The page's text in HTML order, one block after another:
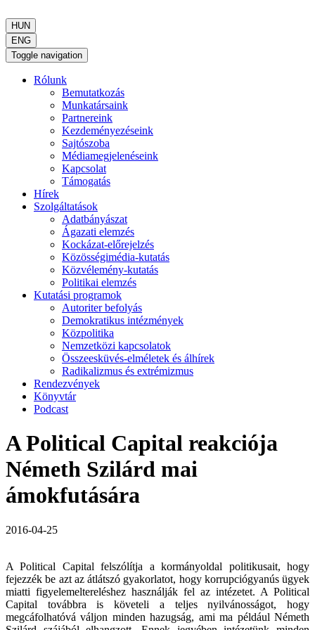
HUN
ENG
Toggle navigation
Rólunk
Bemutatkozás
Munkatársaink
Partnereink
Kezdeményezéseink
Sajtószoba
Médiamegjelenéseink
Kapcsolat
Támogatás
Hírek
Szolgáltatások
Adatbányászat
Ágazati elemzés
Kockázat-előrejelzés
Közösségimédia-kutatás
Közvélemény-kutatás
Politikai elemzés
Kutatási programok
Autoriter befolyás
Demokratikus intézmények
Közpolitika
Nemzetközi kapcsolatok
Összeesküvés-elméletek és álhírek
Radikalizmus és extrémizmus
Rendezvények
Könyvtár
Podcast
A Political Capital reakciója
Németh Szilárd mai
ámokfutására
2016-04-25
A Political Capital felszólítja a kormányoldal politikusait, hogy
fejezzék be azt az átlátszó gyakorlatot, hogy korrupciógyanús ügyek
miatti figyelemeltereléshez használják fel az intézetet. A Political
Capital továbbra is követeli a teljes nyilvánosságot, hogy
megcáfolhatóvá váljon minden hazugság, ami ma például Németh